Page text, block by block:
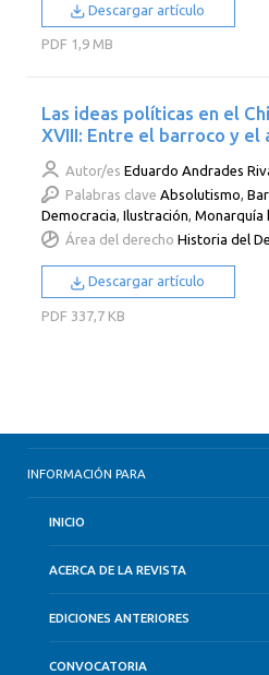
Descargar artículo
PDF 1,9 MB
Las ideas políticas en el
XVIII: Entre el barroco y el
Autor/es Eduardo Andrades
Palabras clave Absolutismo,
Democracia,Ilustración,Monarquía
Área del derecho Historia del
Descargar artículo
PDF 337,7 KB
INFORMACIÓN PARA
INICIO
ACERCA DE LA REVISTA
EDICIONES ANTERIORES
CONVOCATORIA